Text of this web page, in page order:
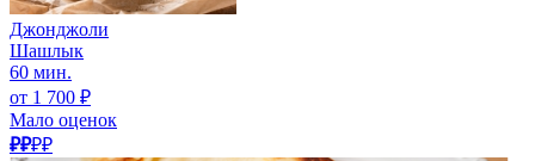
Джонджоли
Шашлык
60 мин.
от 1 700 ₽
Мало оценок
₽₽₽₽